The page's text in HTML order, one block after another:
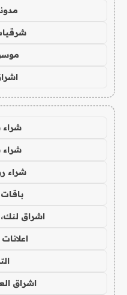
شراء
شراء
شراء
اشراق لنك،
اشراق